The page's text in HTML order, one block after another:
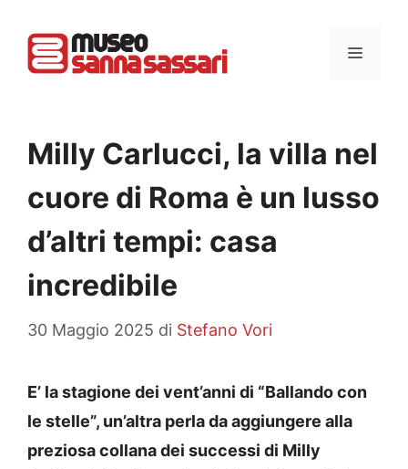
contenuto
MENU
Milly Carlucci, la villa nel
cuore di Roma è un lusso
d’altri tempi: casa
incredibile
30 Maggio 2025 di Stefano Vori
E’ la stagione dei vent’anni di “Ballando con
le stelle”, un’altra perla da aggiungere alla
preziosa collana dei successi di Milly